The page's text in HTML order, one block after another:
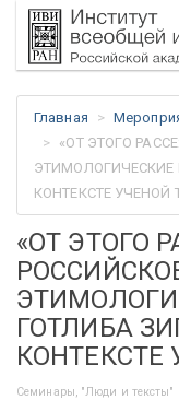
Главная
«ОТ ЭТОГО
ЭТИМОЛОГИЧЕСКИЕ
КОНТЕКСТЕ УЧЕНОЙ
«ОТ ЭТОГО
ГОТЛИБА
КОНТЕКСТЕ
Семинары, "Люди и тексты"